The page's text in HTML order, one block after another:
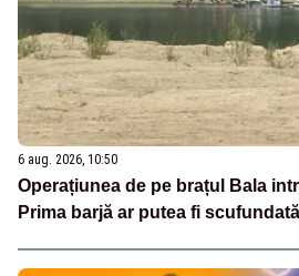
6 aug. 2026, 10:50
Operațiunea de pe brațul Bala
Prima barjă ar putea fi